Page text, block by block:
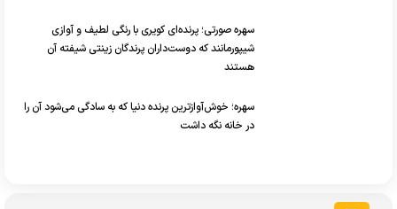
سهره صورتی؛ پرنده‌ای کویری با رنگی لطیف و آوازی
شیپورمانند که دوست‌داران پرندگان زینتی شیفته آن
هستند
سهره؛ خوش‌آوازترین پرنده دنیا که به سادگی می‌شود آن را
در خانه نگه داشت